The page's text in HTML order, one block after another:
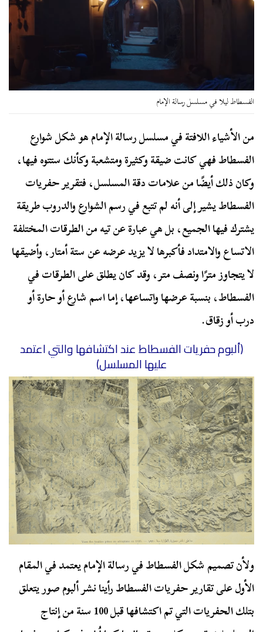
الفسطاط ليلا في مسلسل رسالة الإمام
من الأشياء اللافتة في مسلسل رسالة الإمام هو شكل شوارع
الفسطاط فهي كانت ضيقة وكثيرة ومتشعبة وكأنك ستتوه فيها،
وكان ذلك أيضًا من علامات دقة المسلسل، فتقرير حفريات
الفسطاط يشير إلى أنه لم تتبع في رسم الشوارع والدروب طريقة
يشترك فيها الجميع، بل هي عبارة عن تيه من الطرقات المختلفة
الاتساع والامتداد فأكبرها لا يزيد عرضه عن ستة أمتار، وأضيقها
لا يتجاوز مترًا ونصف متر، وقد كان يطلق على الطرقات في
الفسطاط، بنسبة عرضها واتساعها، إما اسم شارع أو حارة أو
درب أو زقاق.
(ألبوم حفريات الفسطاط عند اكتشافها والتي اعتمد
عليها المسلسل)
ولأن تصميم شكل الفسطاط في رسالة الإمام يعتمد في المقام
الأول على تقارير حفريات الفسطاط رأينا نشر ألبوم صور يتعلق
بتلك الحفريات التي تم اكتشافها قبل 100 سنة من إنتاج